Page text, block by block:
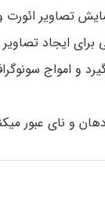
تصاویر
برای ایجاد
و امواج
دهان و نای عبور